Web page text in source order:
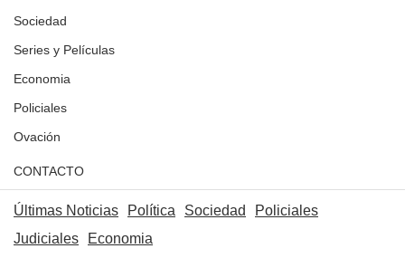
Sociedad
Series y Películas
Economia
Policiales
Ovación
CONTACTO
Últimas Noticias Política Sociedad
Policiales
Judiciales
Economia